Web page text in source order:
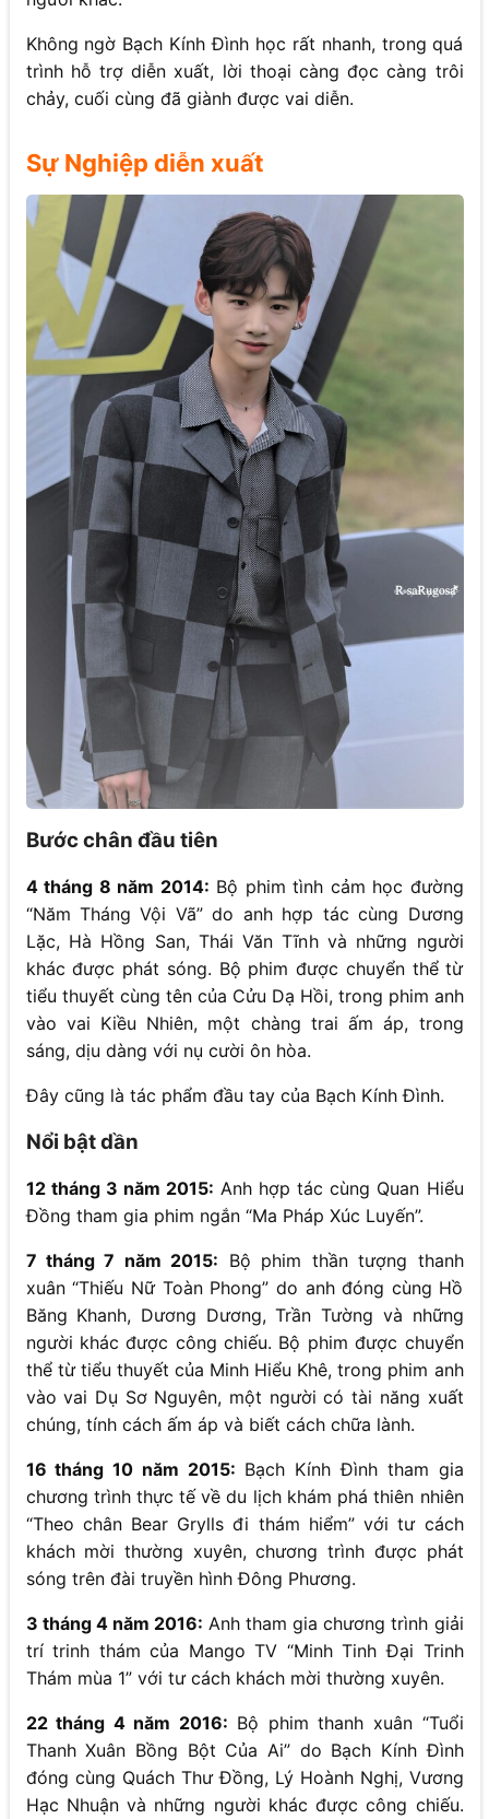
Không ngờ Bạch Kính Đình học rất nhanh, trong quá
trình hỗ trợ diễn xuất, lời thoại càng đọc càng trôi
chảy, cuối cùng đã giành được vai diễn.
Sự Nghiệp diễn xuất
Bước chân đầu tiên
4 tháng 8 năm 2014: Bộ phim tình cảm học đường
“Năm Tháng Vội Vã” do anh hợp tác cùng Dương
Lặc, Hà Hồng San, Thái Văn Tĩnh và những người
khác được phát sóng. Bộ phim được chuyển thể từ
tiểu thuyết cùng tên của Cửu Dạ Hồi, trong phim anh
vào vai Kiều Nhiên, một chàng trai ấm áp, trong
sáng, dịu dàng với nụ cười ôn hòa.
Đây cũng là tác phẩm đầu tay của Bạch Kính Đình.
Nổi bật dần
12 tháng 3 năm 2015: Anh hợp tác cùng Quan Hiểu
Đồng tham gia phim ngắn “Ma Pháp Xúc Luyến”.
7 tháng 7 năm 2015: Bộ phim thần tượng thanh
xuân “Thiếu Nữ Toàn Phong” do anh đóng cùng Hồ
Băng Khanh, Dương Dương, Trần Tường và những
người khác được công chiếu. Bộ phim được chuyển
thể từ tiểu thuyết của Minh Hiểu Khê, trong phim anh
vào vai Dụ Sơ Nguyên, một người có tài năng xuất
chúng, tính cách ấm áp và biết cách chữa lành.
16 tháng 10 năm 2015: Bạch Kính Đình tham gia
chương trình thực tế về du lịch khám phá thiên nhiên
“Theo chân Bear Grylls đi thám hiểm” với tư cách
khách mời thường xuyên, chương trình được phát
sóng trên đài truyền hình Đông Phương.
3 tháng 4 năm 2016: Anh tham gia chương trình giải
trí trinh thám của Mango TV “Minh Tinh Đại Trinh
Thám mùa 1” với tư cách khách mời thường xuyên.
22 tháng 4 năm 2016: Bộ phim thanh xuân “Tuổi
Thanh Xuân Bồng Bột Của Ai” do Bạch Kính Đình
đóng cùng Quách Thư Đồng, Lý Hoành Nghị, Vương
Hạc Nhuận và những người khác được công chiếu.